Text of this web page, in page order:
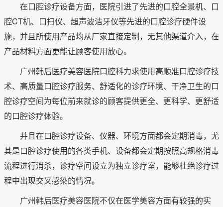
在口腔诊疗设备方面，医院引进了先进的口腔全景机、口
腔CT机、口扫仪、超声波洁牙仪等先进的口腔诊疗硬件设
施，并且所使用产品均从厂家直接定制，无其他渠道介入，在
产品材料方面更能让顾客使用放心。
广州韩后医疗美容医院口腔科力求使用高顺准口腔诊疗技
术、高质量口腔诊疗服务、舒适化的诊疗环境、干净卫生的口
腔诊疗空间为每位前来就诊的顾客提供更全、更科学、更舒适
的口腔诊疗体验。
并且在口腔诊疗设备、仪器、环境方面都会定期消毒，尤
其是口腔诊疗使用的各类手机、设备都会定期按照高规格消毒
流程进行消杀，诊疗空间设立为独立诊疗室，能够杜绝诊疗过
程中出现交叉感染的情况。
广州韩后医疗美容医院不仅在医学美容方面有较强的实